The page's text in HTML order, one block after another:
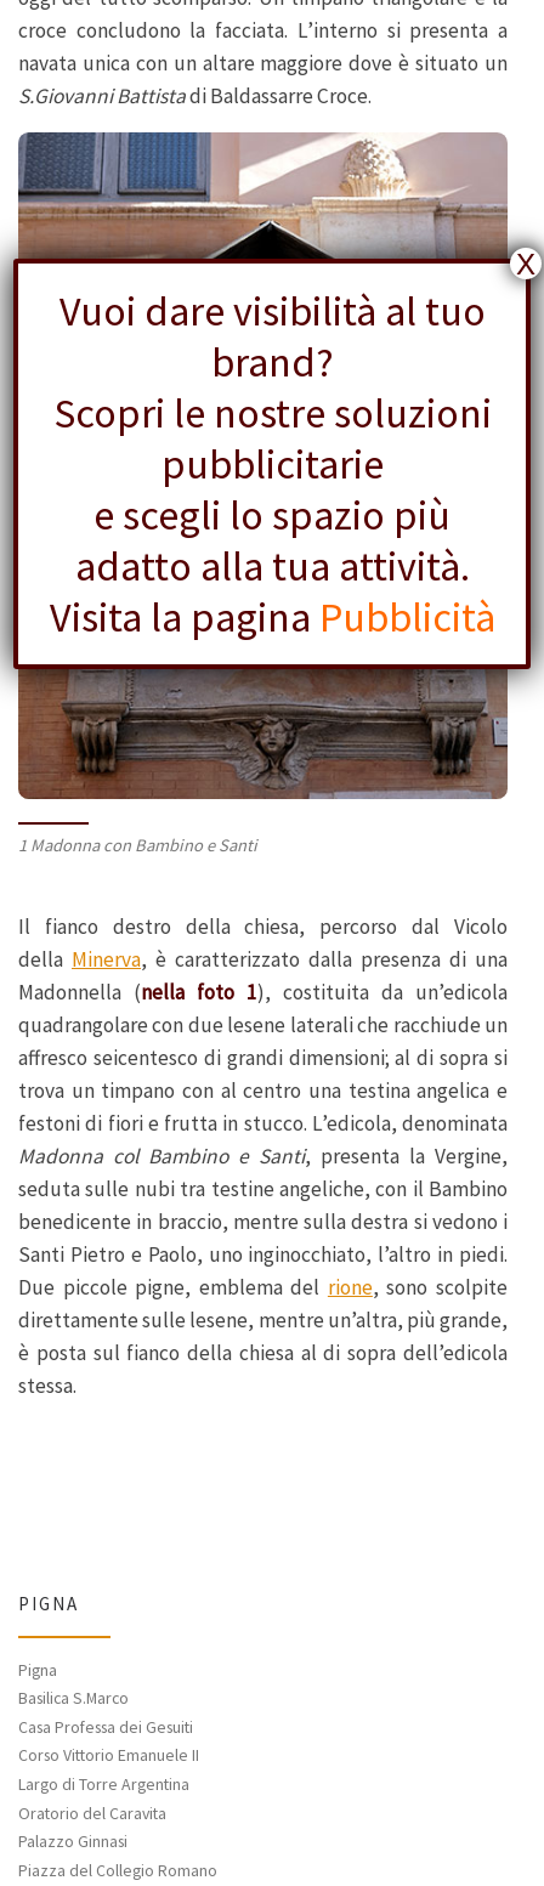
croce concludono la facciata. L’interno si presenta a
navata unica con un altare maggiore dove è situato un
S.Giovanni Battistadi Baldassarre Croce.
1 Madonna con Bambino e Santi
Il fianco destro della chiesa, percorso dal Vicolo
della Minerva, è caratterizzato dalla presenza di una
Madonnella (nella foto 1), costituita da un’edicola
quadrangolare con due lesene laterali che racchiude un
affresco seicentesco di grandi dimensioni; al di sopra si
trova un timpano con al centro una testina angelica e
festoni di fiori e frutta in stucco. L’edicola, denominata
Madonna col Bambino e Santi, presenta la Vergine,
seduta sulle nubi tra testine angeliche, con il Bambino
benedicente in braccio, mentre sulla destra si vedono i
Santi Pietro e Paolo, uno inginocchiato, l’altro in piedi.
Due piccole pigne, emblema del rione, sono scolpite
direttamente sulle lesene, mentre un’altra, più grande,
è posta sul fianco della chiesa al di sopra dell’edicola
stessa.
PIGNA
Pigna
Basilica S.Marco
Casa Professa dei Gesuiti
Corso Vittorio Emanuele II
Largo di Torre Argentina
Oratorio del Caravita
Palazzo Ginnasi
Piazza del Collegio Romano
Vuoi dare visibilità al tuo
brand?
Scopri le nostre soluzioni
pubblicitarie
e scegli lo spazio più
adatto alla tua attività.
Visita la pagina Pubblicità
X